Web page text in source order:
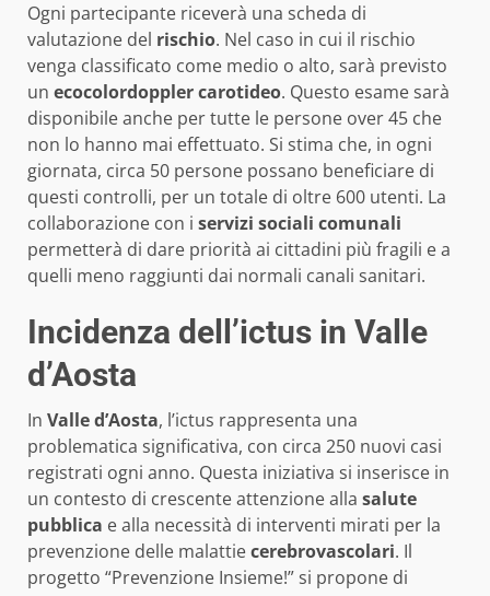
Ogni partecipante riceverà una scheda di
valutazione del rischio. Nel caso in cui il rischio
venga classificato come medio o alto, sarà previsto
un ecocolordoppler carotideo. Questo esame sarà
disponibile anche per tutte le persone over 45 che
non lo hanno mai effettuato. Si stima che, in ogni
giornata, circa 50 persone possano beneficiare di
questi controlli, per un totale di oltre 600 utenti. La
collaborazione con i servizi sociali comunali
permetterà di dare priorità ai cittadini più fragili e a
quelli meno raggiunti dai normali canali sanitari.
Incidenza dell’ictus in Valle
d’Aosta
In Valle d’Aosta, l’ictus rappresenta una
problematica significativa, con circa 250 nuovi casi
registrati ogni anno. Questa iniziativa si inserisce in
un contesto di crescente attenzione alla salute
pubblica e alla necessità di interventi mirati per la
prevenzione delle malattiecerebrovascolari. Il
progetto “Prevenzione Insieme!” si propone di